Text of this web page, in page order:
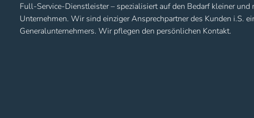
Full-Service-Dienstleister – spezialisiert auf den Bedarf kleiner und
Unternehmen. Wir sind einziger Ansprechpartner des Kunden i.S.
Generalunternehmers. Wir pflegen den persönlichen Kontakt.